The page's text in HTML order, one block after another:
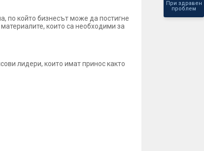
При здравен
проблем
по който бизнесът може да постигне
които са необходими за
лидери, които имат принос както